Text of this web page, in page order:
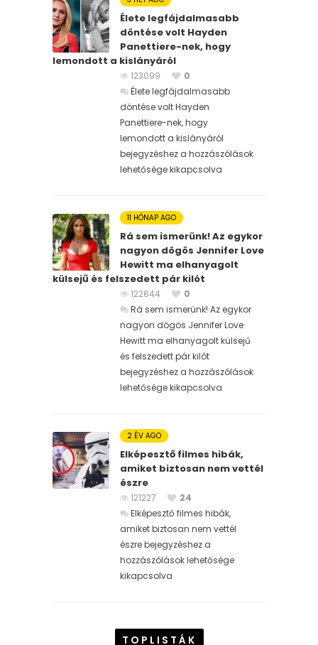
Élete legfájdalmasabb
döntése volt Hayden
Panettiere-nek, hogy
lemondott a kislányáról
123099
0
Élete legfájdalmasabb
döntése volt Hayden
Panettiere-nek, hogy
lemondott a kislányáról
bejegyzéshez a hozzászólások
lehetősége kikapcsolva
11 HÓNAP AGO
Rá sem ismerünk! Az egykor
nagyon dögös Jennifer Love
Hewitt ma elhanyagolt
külsejű és felszedett pár kilót
122644
0
Rá sem ismerünk! Az egykor
nagyon dögös Jennifer Love
Hewitt ma elhanyagolt külsejű
és felszedett pár kilót
bejegyzéshez a hozzászólások
lehetősége kikapcsolva
2 ÉV AGO
Elképesztő filmes hibák,
amiket biztosan nem vettél
észre
121227
24
Elképesztő filmes hibák,
amiket biztosan nem vettél
észre bejegyzéshez a
hozzászólások lehetősége
kikapcsolva
TOPLISTÁK